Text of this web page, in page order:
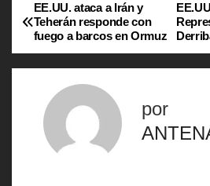
N
a
EE.UU. ataca a Irán y
Teherán responde con
fuego a barcos en Ormuz
por